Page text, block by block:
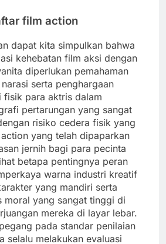
film action
dapat kita simpulkan bahwa
kehebatan film aksi dengan
diperlukan pemahaman
serta penghargaan
fisik para aktris dalam
pertarungan yang sangat
risiko cedera fisik yang
yang telah dipaparkan
jernih bagi para pecinta
betapa pentingnya peran
warna industri kreatif
yang mandiri serta
moral yang sangat tinggi di
mereka di layar lebar.
pada standar penilaian
selalu melakukan evaluasi